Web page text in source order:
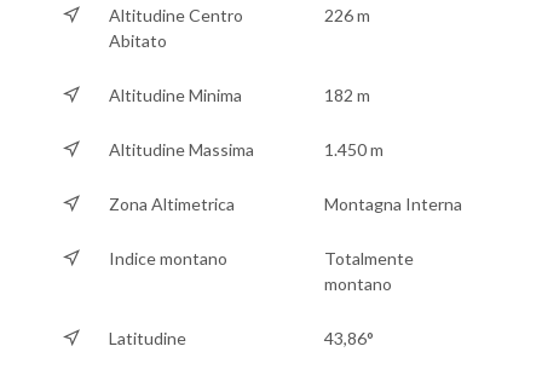
Altitudine Centro
Abitato
226 m
Altitudine Minima 182 m
Altitudine Massima 1.450 m
Zona Altimetrica Montagna Interna
Indice montano
Totalmente
montano
Latitudine 43,86°